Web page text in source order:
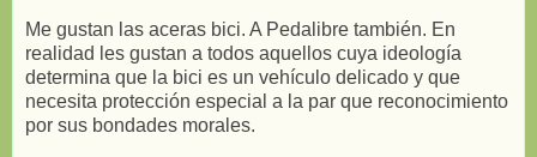
Me gustan las aceras bici. A Pedalibre también. En
realidad les gustan a todos aquellos cuya ideología
determina que la bici es un vehículo delicado y que
necesita protección especial a la par que reconocimiento
por sus bondades morales.